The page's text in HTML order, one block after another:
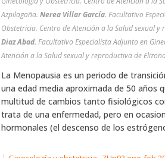
Azpilagaña. Nerea Villar García. Facultativo
Obstetricia. Centro de Atención a la Salud
Diaz Abad. Facultativo Especialista Adjunto en
Atención a la Salud sexual y reproductiva de
La Menopausia es un periodo de
una edad media aproximada de 50 años
multitud de cambios tanto fisiológicos
trata de una enfermedad, pero en
hormonales (el descenso de los